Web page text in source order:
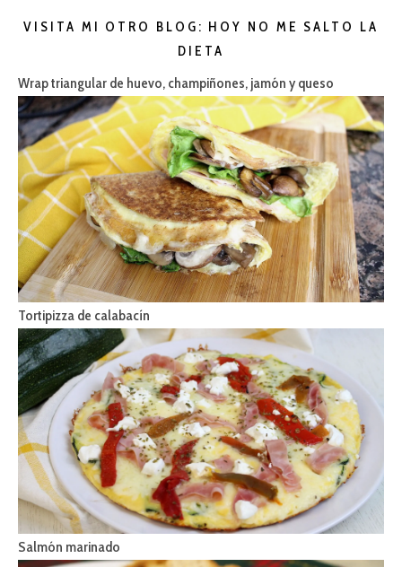
VISITA MI OTRO BLOG: HOY NO ME SALTO LA
DIETA
Wrap triangular de huevo, champiñones, jamón y queso
Tortipizza de calabacín
Salmón marinado